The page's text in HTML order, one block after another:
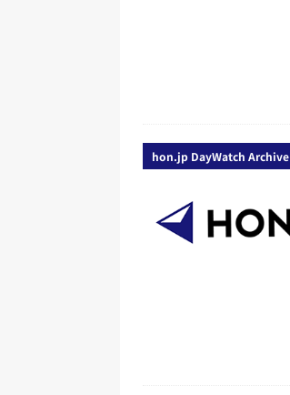
hon.jp DayWatch Archive